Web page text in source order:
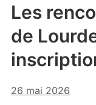
Les
de
26 mai 2026